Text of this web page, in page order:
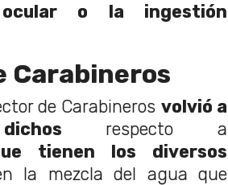
o la ingestión
Carabineros
de Carabineros volvió a
respecto a
tienen los diversos
la mezcla del agua que